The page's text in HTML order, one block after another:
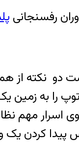
را به زمین
اسرار
کردن یک